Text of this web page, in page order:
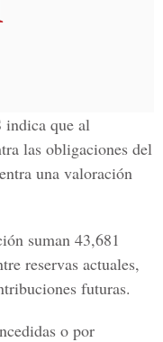
indica que al
las obligaciones del
una valoración
suman 43,681
reservas actuales,
futuras.
o por